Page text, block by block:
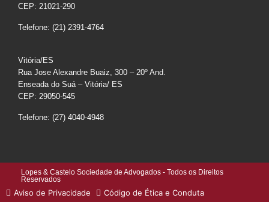
CEP: 21021-290
Telefone: (21) 2391-4764
Vitória/ES
Rua Jose Alexandre Buaiz, 300 – 20º And.
Enseada do Suá – Vitória/ ES
CEP: 29050-545
Telefone: (27) 4040-4948
Lopes & Castelo Sociedade de Advogados - Todos os Direitos
Reservados
Aviso de Privacidade Código de Ética e Conduta